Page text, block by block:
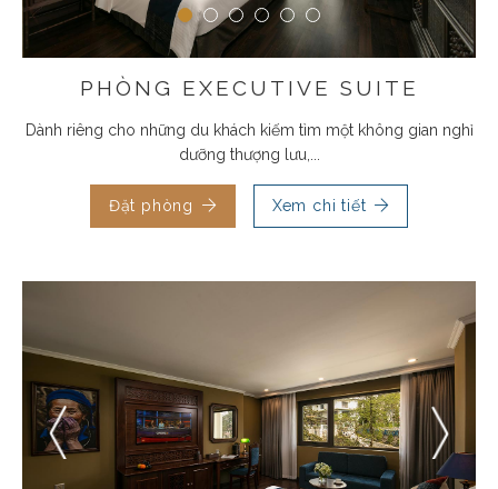
PHÒNG EXECUTIVE SUITE
Dành riêng cho những du khách kiếm tìm một không gian nghỉ
dưỡng thượng lưu,...
Đặt phòng Xem chi tiết